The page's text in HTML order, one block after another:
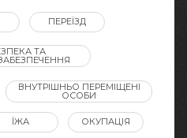
ПЕРЕЇЗД
ТА
ВНУТРІШНЬО ПЕРЕМІЩЕНІ
ОСОБИ
ЇЖА ОКУПАЦІЯ